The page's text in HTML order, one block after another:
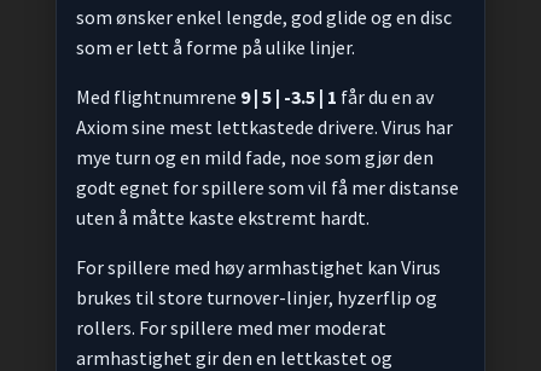
som ønsker enkel lengde, god glide og en disc
som er lett å forme på ulike linjer.
Med flightnumrene 9 | 5 | -3.5 | 1 får du en av
Axiom sine mest lettkastede drivere. Virus har
mye turn og en mild fade, noe som gjør den
godt egnet for spillere som vil få mer distanse
uten å måtte kaste ekstremt hardt.
For spillere med høy armhastighet kan Virus
brukes til store turnover-linjer, hyzerflip og
rollers. For spillere med mer moderat
armhastighet gir den en lettkastet og